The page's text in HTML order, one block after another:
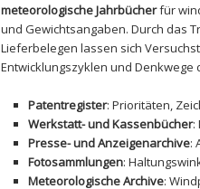
meteorologische‍ Jahrbücherfür
und Gewichtsangaben. Durch das
Lieferbelegen ⁢lassen sich
Entwicklungszyklen und
Patentregister: Prioritäten,
Werkstatt-‍ und⁢ Kassenbücher:
Presse- und⁤ Anzeigenarchive:
Fotosammlungen:
Meteorologische Archive: